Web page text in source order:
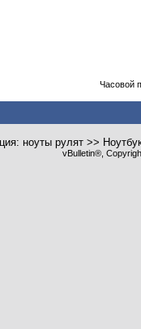
Часовой
ноуты рулят >>
vBulletin®,